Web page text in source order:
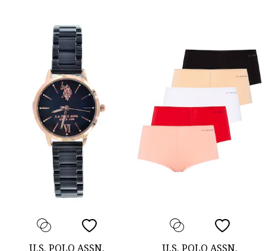
U.S. POLO ASSN. U.S. POLO ASSN.